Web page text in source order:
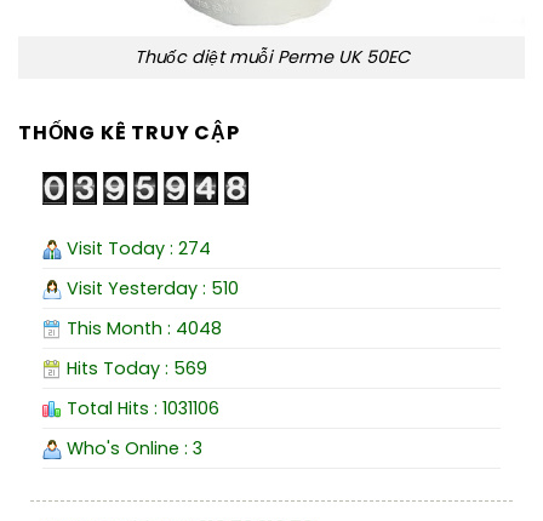
Thuốc diệt muỗi Perme UK 50EC
THỐNG KÊ TRUY CẬP
Visit Today : 274
Visit Yesterday : 510
This Month : 4048
Hits Today : 569
Total Hits : 1031106
Who's Online : 3